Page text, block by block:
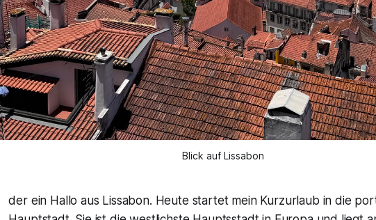
Blick auf Lissabon
der ein Hallo aus Lissabon. Heute startet mein Kurzurlaub in die